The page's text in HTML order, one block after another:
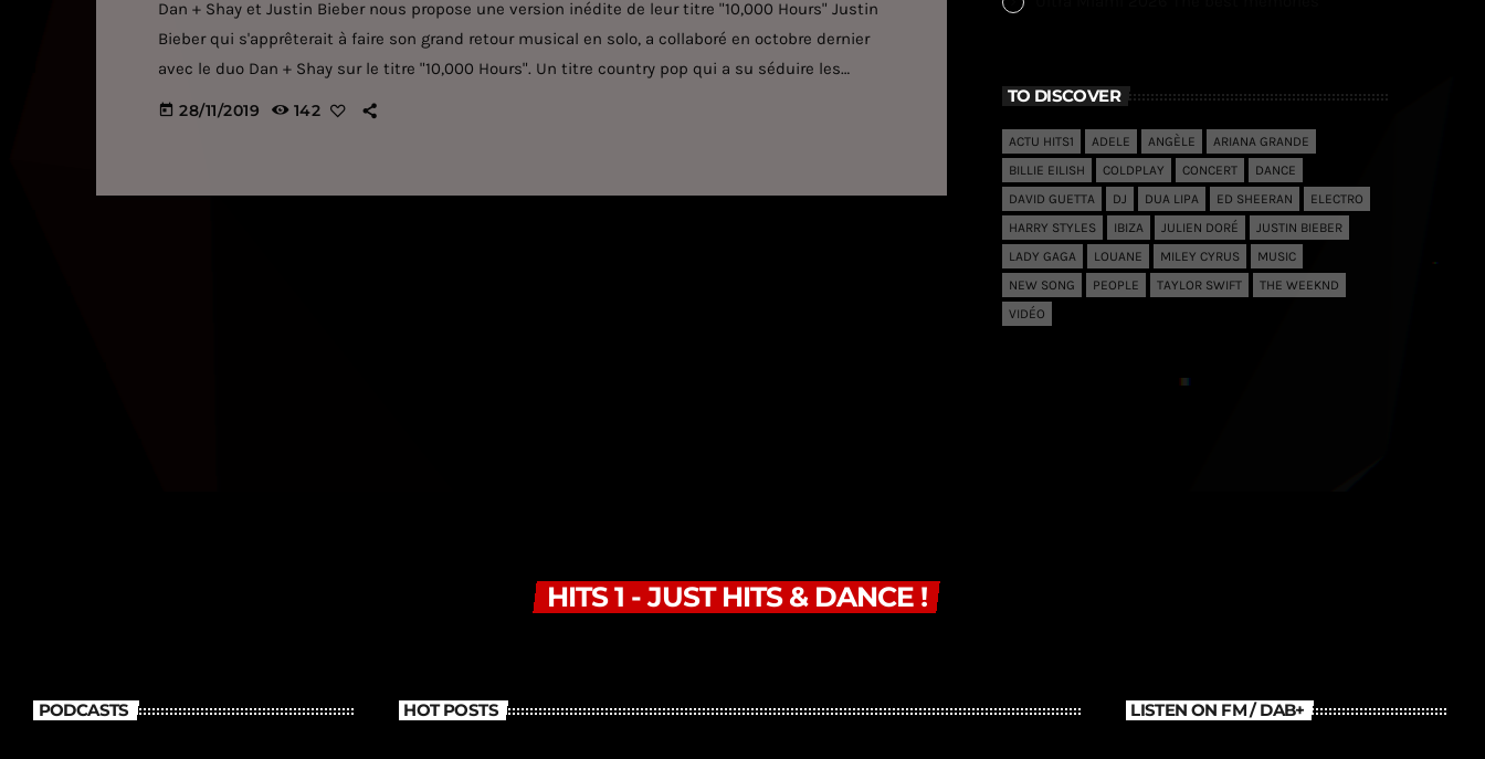
Dan + Shay et Justin Bieber nous propose une version inédite de leur titre "10,000 Hours" Justin
Bieber qui s'apprêterait à faire son grand retour musical en solo, a collaboré en octobre dernier
avec le duo Dan + Shay sur le titre "10,000 Hours". Un titre country pop qui a su séduire les
internautes. Mais les trois artistes ne s'arrêtent pas là. En effet, ils ont aujourd'hui décidé de
today 28/11/2019 142
TO DISCOVER
ACTU HITS1 ADELE ANGÈLE
ARIANA GRANDE
BILLIE EILISH
COLDPLAY CONCERT
DANCE
DAVID GUETTA
DJ DUA LIPA ED SHEERAN
ELECTRO
HARRY STYLES
IBIZA JULIEN DORÉ
JUSTIN BIEBER
LADY GAGA
LOUANE MILEY CYRUS
MUSIC
NEW SONG
PEOPLE TAYLOR SWIFT
THE WEEKND
VIDÉO
HITS 1 - JUST HITS & DANCE !
PODCASTS HOT POSTS LISTEN ON FM / DAB+